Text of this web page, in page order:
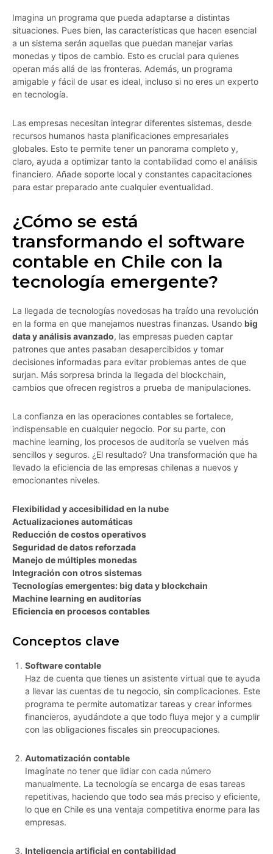
Imagina un programa que pueda adaptarse a distintas
situaciones. Pues bien, las características que hacen esencial
a un sistema serán aquellas que puedan manejar varias
monedas y tipos de cambio. Esto es crucial para quienes
operan más allá de las fronteras. Además, un programa
amigable y fácil de usar es ideal, incluso si no eres un experto
en tecnología.
Las empresas necesitan integrar diferentes sistemas, desde
recursos humanos hasta planificaciones empresariales
globales. Esto te permite tener un panorama completo y,
claro, ayuda a optimizar tanto la contabilidad como el análisis
financiero. Añade soporte local y constantes capacitaciones
para estar preparado ante cualquier eventualidad.
¿Cómo se está
transformando el software
contable en Chile con la
tecnología emergente?
La llegada de tecnologías novedosas ha traído una revolución
en la forma en que manejamos nuestras finanzas. Usando big
data y análisis avanzado, las empresas pueden captar
patrones que antes pasaban desapercibidos y tomar
decisiones informadas para evitar problemas antes de que
surjan. Más sorpresa brinda la llegada del blockchain,
cambios que ofrecen registros a prueba de manipulaciones.
La confianza en las operaciones contables se fortalece,
indispensable en cualquier negocio. Por su parte, con
machine learning, los procesos de auditoría se vuelven más
sencillos y seguros. ¿El resultado? Una transformación que ha
llevado la eficiencia de las empresas chilenas a nuevos y
emocionantes niveles.
Flexibilidad y accesibilidad en la nube
Actualizaciones automáticas
Reducción de costos operativos
Seguridad de datos reforzada
Manejo de múltiples monedas
Integración con otros sistemas
Tecnologías emergentes: big data y blockchain
Machine learning en auditorías
Eficiencia en procesos contables
Conceptos clave
Software contable
Haz de cuenta que tienes un asistente virtual que te ayuda
a llevar las cuentas de tu negocio, sin complicaciones. Este
programa te permite automatizar tareas y crear informes
financieros, ayudándote a que todo fluya mejor y a cumplir
con las obligaciones fiscales sin preocupaciones.
Automatización contable
Imagínate no tener que lidiar con cada número
manualmente. La tecnología se encarga de esas tareas
repetitivas, haciendo que todo sea más preciso y eficiente,
lo que en Chile es una ventaja competitiva enorme para las
empresas.
Inteligencia artificial en contabilidad